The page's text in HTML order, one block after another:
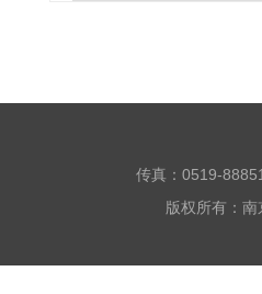
传真：0519-
版权所有：